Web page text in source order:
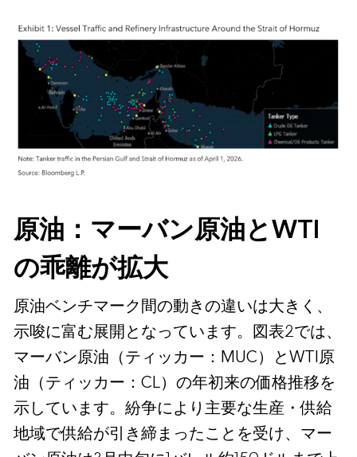
原油：マーバン原油とWTI
の乖離が拡大
原油ベンチマーク間の動きの違いは大きく、
示唆に富む展開となっています。図表2では、
マーバン原油（ティッカー：MUC）とWTI原
油（ティッカー：CL）の年初来の価格推移を
示しています。紛争により主要な生産・供給
地域で供給が引き締まったことを受け、マー